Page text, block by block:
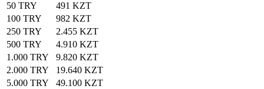
50 TRY
491 KZT
100 TRY
982 KZT
250 TRY
2.455 KZT
500 TRY
4.910 KZT
1.000 TRY
9.820 KZT
2.000 TRY
19.640 KZT
5.000 TRY
49.100 KZT